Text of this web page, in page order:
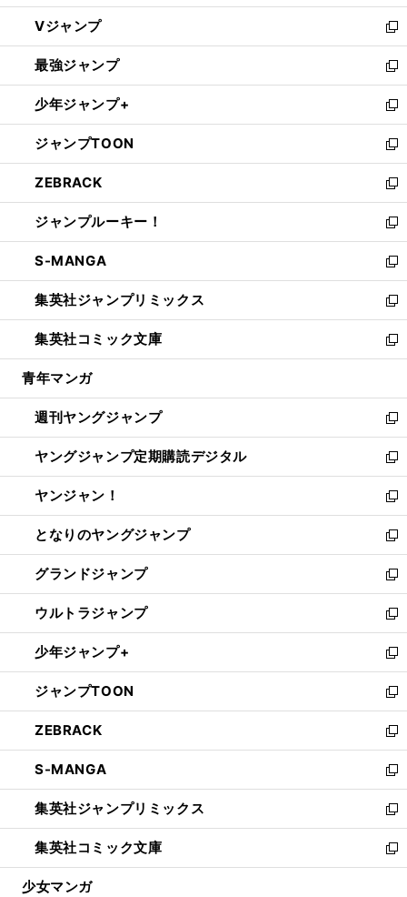
ウ
ィ
ン
ド
ウ
で
開
く
し
い
ウ
ィ
ン
ド
ウ
で
開
く
Vジャンプ
新
し
い
ウ
ィ
ン
ド
ウ
で
開
く
最強ジャンプ
新
し
い
ウ
ィ
ン
ド
ウ
で
開
く
少年ジャンプ+
新
し
い
ウ
ィ
ン
ド
ウ
で
開
く
ジャンプTOON
新
し
い
ウ
ィ
ン
ド
ウ
で
開
く
ZEBRACK
新
し
い
ウ
ィ
ン
ド
ウ
で
開
ジャンプルーキー！
新
し
い
ウ
ィ
ン
ド
ウ
開
く
S-MANGA
新
し
い
ウ
ィ
ン
ウ
で
開
く
集英社ジャンプリミックス
新
し
い
ウ
ン
ド
ウ
で
開
く
集英社コミック文庫
新
し
ウ
ィ
ン
ド
ウ
で
開
く
青年マンガ
週刊ヤングジャンプ
新
し
い
ウ
ィ
ン
ド
ウ
で
開
く
ヤングジャンプ定期購読デジタル
新
し
い
ウ
ィ
ン
ド
ウ
で
開
く
ヤンジャン！
新
し
い
ウ
ィ
ン
ド
ウ
で
開
く
となりのヤングジャンプ
新
し
い
ウ
ィ
ン
ド
ウ
で
開
く
グランドジャンプ
新
し
い
ウ
ィ
ン
ド
ウ
で
開
く
ウルトラジャンプ
新
し
い
ウ
ィ
ン
ド
ウ
で
開
く
少年ジャンプ+
新
し
い
ウ
ィ
ン
ド
ウ
で
開
く
ジャンプTOON
新
し
い
ウ
ィ
ン
ド
ウ
で
開
ZEBRACK
新
し
い
ウ
ィ
ン
ド
ウ
S-MANGA
新
し
い
ウ
ィ
ン
集英社ジャンプリミックス
新
し
い
ウ
集英社コミック文庫
新
し
少女マンガ